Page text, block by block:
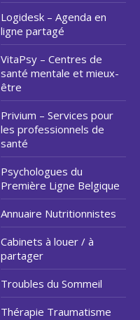
Logidesk – Agenda en
ligne partagé
VitaPsy – Centres de
santé mentale et mieux-
être
Privium – Services pour
les professionnels de
santé
Psychologues du
Première Ligne Belgique
Annuaire Nutritionnistes
Cabinets à louer / à
partager
Troubles du Sommeil
Thérapie Traumatisme